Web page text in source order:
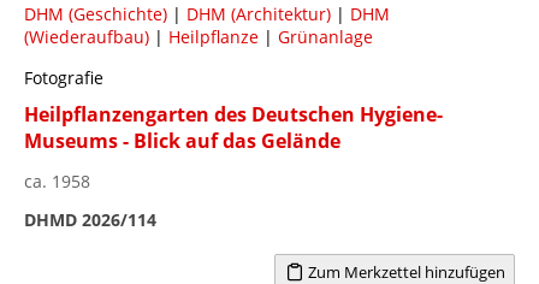
DHM (Geschichte) | DHM (Architektur) | DHM
(Wiederaufbau) | Heilpflanze | Grünanlage
Fotografie
Heilpflanzengarten des Deutschen Hygiene-
Museums - Blick auf das Gelände
ca. 1958
DHMD 2026/114
Zum Merkzettel hinzufügen